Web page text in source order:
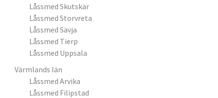
Låssmed Skutskär
Låssmed Storvreta
Låssmed Sävja
Låssmed Tierp
Låssmed Uppsala
Värmlands län
Låssmed Arvika
Låssmed Filipstad